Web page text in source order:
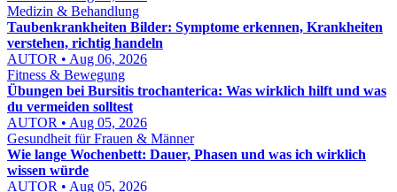
Medizin & Behandlung
Taubenkrankheiten Bilder: Symptome erkennen, Krankheiten
verstehen, richtig handeln
AUTOR • Aug 06, 2026
Fitness & Bewegung
Übungen bei Bursitis trochanterica: Was wirklich hilft und was
du vermeiden solltest
AUTOR • Aug 05, 2026
Gesundheit für Frauen & Männer
Wie lange Wochenbett: Dauer, Phasen und was ich wirklich
wissen würde
AUTOR • Aug 05, 2026